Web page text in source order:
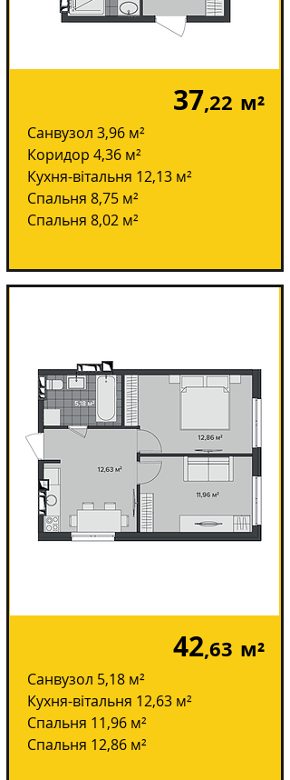
37,22 м²
Санвузол 3,96 м²
Коридор 4,36 м²
Кухня-вітальня 12,13 м²
Спальня 8,75 м²
Спальня 8,02 м²
42,63 м²
Санвузол 5,18 м²
Кухня-вітальня 12,63 м²
Спальня 11,96 м²
Спальня 12,86 м²